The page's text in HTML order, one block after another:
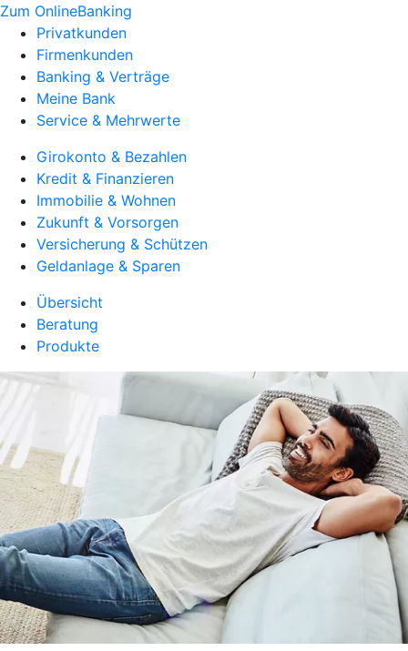
Zum OnlineBanking
Privatkunden
Firmenkunden
Banking & Verträge
Meine Bank
Service & Mehrwerte
Girokonto & Bezahlen
Kredit & Finanzieren
Immobilie & Wohnen
Zukunft & Vorsorgen
Versicherung & Schützen
Geldanlage & Sparen
Übersicht
Beratung
Produkte